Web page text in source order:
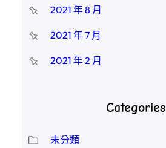
2021 年 8 月
2021 年 7 月
2021 年 2 月
Categories
未分類